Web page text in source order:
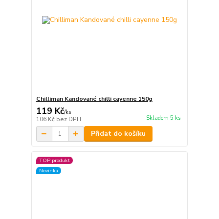
Chilliman Kandované chilli cayenne 150g
119 Kč/ks
106 Kč bez DPH Skladem 5 ks
Přidat do košíku
TOP produkt
Novinka